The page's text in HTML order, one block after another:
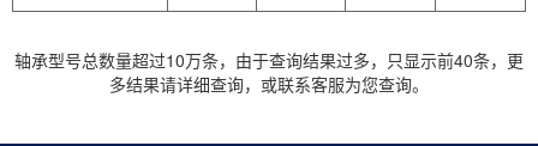
轴承型号总数量超过10万条，由于查询结果过多，只显示前40条，更
多结果请详细查询，或联系客服为您查询。